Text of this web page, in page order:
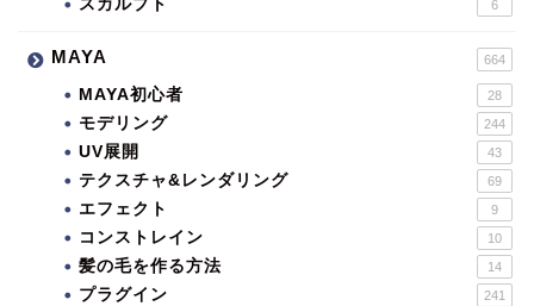
スカルプト 6
MAYA 664
MAYA初心者 28
モデリング 244
UV展開 43
テクスチャ&レンダリング 69
エフェクト 9
コンストレイン 10
髪の毛を作る方法 14
プラグイン 241